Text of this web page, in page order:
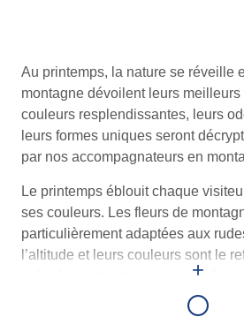
Infos
générales
Au printemps, la nature se réveille
montagne dévoilent leurs meilleurs
couleurs resplendissantes, leurs
leurs formes uniques seront
par nos accompagnateurs en
Le printemps éblouit chaque
ses couleurs. Les fleurs de
particulièrement adaptées aux
l’altitude et leurs couleurs sont le
qui existe entre toutes ces espèces
Découvrez ce monde végétal dans
+